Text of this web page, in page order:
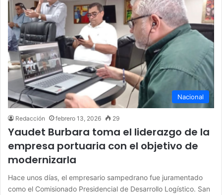
Nacional
Redacción febrero 13, 2026 29
Yaudet Burbara toma el liderazgo de la
empresa portuaria con el objetivo de
modernizarla
Hace unos días, el empresario sampedrano fue juramentado
como el Comisionado Presidencial de Desarrollo Logístico. San